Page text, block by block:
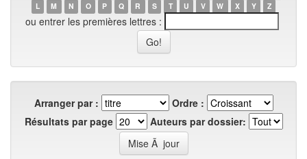
L
M N O P Q R S T U V W X Y Z
ou entrer les premières lettres :
Arranger par :
Ordre :
Résultats par page
Auteurs par dossier: